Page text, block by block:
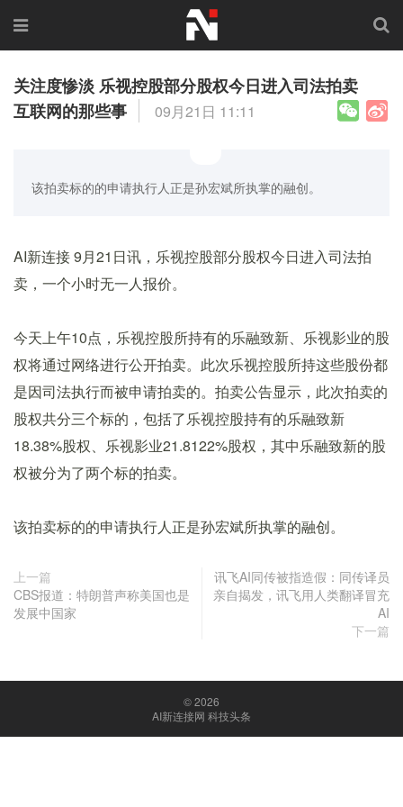
关注度惨淡 乐视控股部分股权今日进入司法拍卖
互联网的那些事
09月21日 11:11
该拍卖标的的申请执行人正是孙宏斌所执掌的融创。
AI新连接 9月21日讯，乐视控股部分股权今日进入司法拍
卖，一个小时无一人报价。
今天上午10点，乐视控股所持有的乐融致新、乐视影业的股
权将通过网络进行公开拍卖。此次乐视控股所持这些股份都
是因司法执行而被申请拍卖的。拍卖公告显示，此次拍卖的
股权共分三个标的，包括了乐视控股持有的乐融致新
18.38%股权、乐视影业21.8122%股权，其中乐融致新的股
权被分为了两个标的拍卖。
该拍卖标的的申请执行人正是孙宏斌所执掌的融创。
上一篇
CBS报道：特朗普声称美国也是
发展中国家
讯飞AI同传被指造假：同传译员
亲自揭发，讯飞用人类翻译冒充
AI
下一篇
© 2026
AI新连接网 科技头条